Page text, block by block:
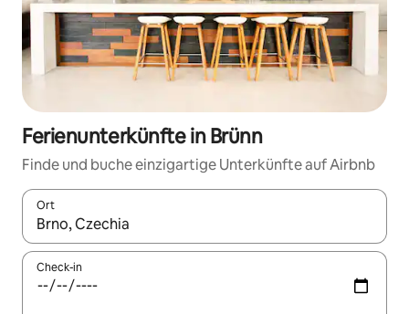
Ferienunterkünfte in Brünn
Finde und buche einzigartige Unterkünfte auf Airbnb
Ort
Wenn Ergebnisse verfügbar sind, navigiere mit den
Check-in